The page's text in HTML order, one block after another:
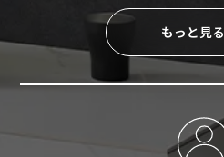
もっと見る